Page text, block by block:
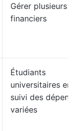
Gérer plusieurs
financiers
Étudiants
universitaires en
suivi des
variées